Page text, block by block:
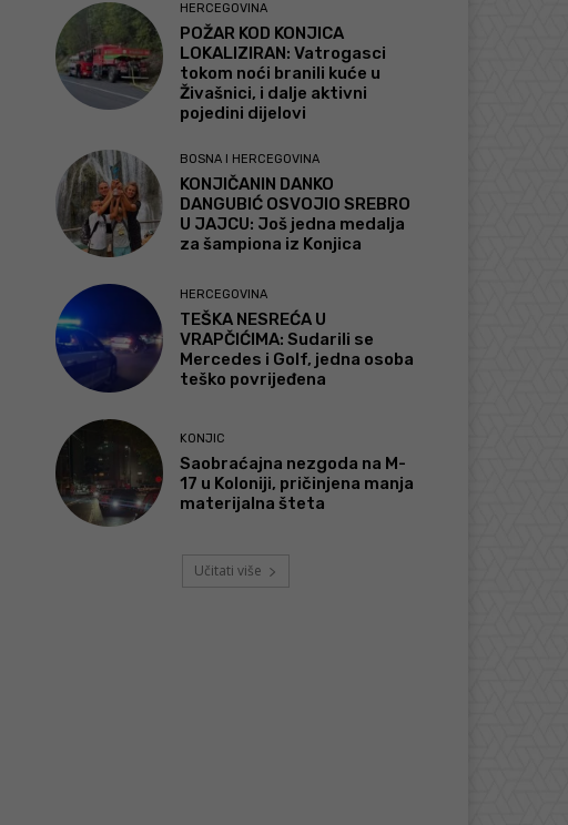
HERCEGOVINA
POŽAR KOD KONJICA
LOKALIZIRAN: Vatrogasci
tokom noći branili kuće u
Živašnici, i dalje aktivni
pojedini dijelovi
BOSNA I HERCEGOVINA
KONJIČANIN DANKO
DANGUBIĆ OSVOJIO SREBRO
U JAJCU: Još jedna medalja
za šampiona iz Konjica
HERCEGOVINA
TEŠKA NESREĆA U
VRAPČIĆIMA: Sudarili se
Mercedes i Golf, jedna osoba
teško povrijeđena
KONJIC
Saobraćajna nezgoda na M-
17 u Koloniji, pričinjena manja
materijalna šteta
Učitati više